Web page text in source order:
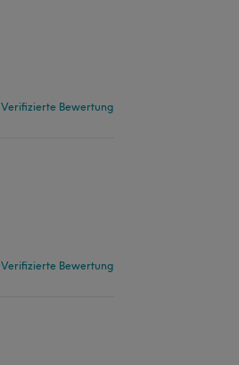
Verifizierte Bewertung
Verifizierte Bewertung